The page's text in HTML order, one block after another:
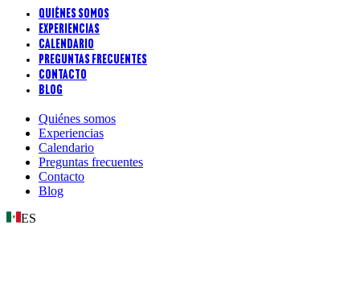
Quiénes somos
Experiencias
Calendario
Preguntas frecuentes
Contacto
Blog
Quiénes somos
Experiencias
Calendario
Preguntas frecuentes
Contacto
Blog
ES